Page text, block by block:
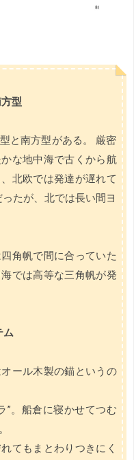
型
と南方型がある。 厳密
な地中海で古くから航
北欧では発達が遅れて
たが、北では長い間ヨ
角帆で間に合っていた
では高等な三角帆が発
ム
ール木製の錨というの
”。船倉に寝かせてつむ
てもまとわりつきにく